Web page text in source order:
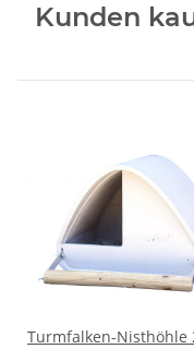
Kunden
Turmfalken-Nisthöhle